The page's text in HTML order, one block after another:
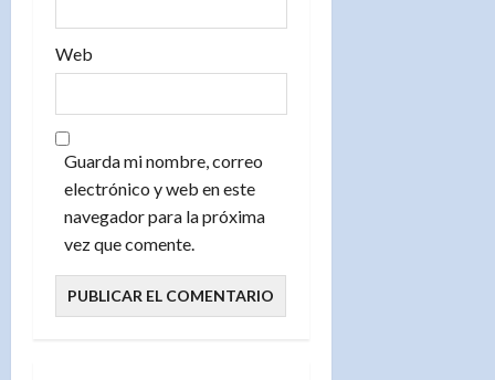
Web
Guarda mi nombre, correo
electrónico y web en este
navegador para la próxima
vez que comente.